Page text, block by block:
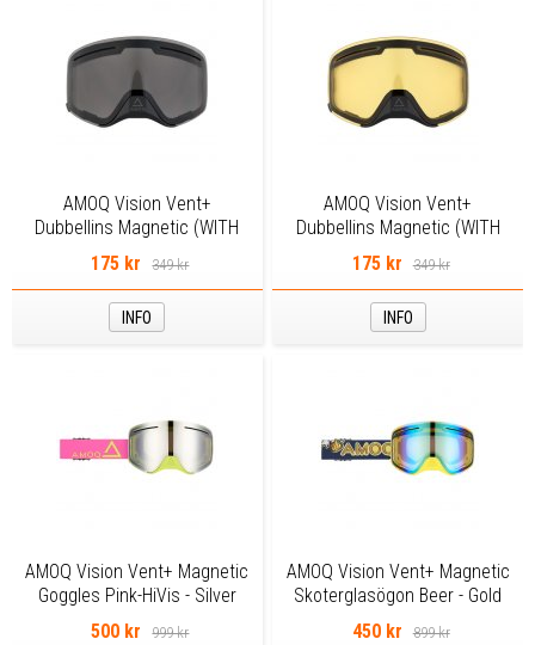
AMOQ Vision Vent+
Dubbellins Magnetic (WITH
NOSEGUARD) - Smoke
175 kr 349 kr
INFO
AMOQ Vision Vent+
Dubbellins Magnetic (WITH
NOSEGUARD) - Yellow
175 kr 349 kr
INFO
AMOQ Vision Vent+ Magnetic
Goggles Pink-HiVis - Silver
Mirror
500 kr 999 kr
AMOQ Vision Vent+ Magnetic
Skoterglasögon Beer - Gold
Mirror
450 kr 899 kr